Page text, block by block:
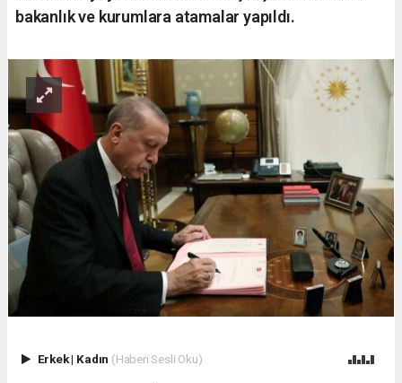
bakanlık ve kurumlara atamalar yapıldı.
Erkek| Kadın (Haberi Sesli Oku)